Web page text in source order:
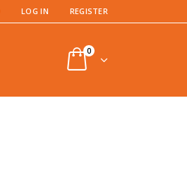
LOG IN REGISTER
0